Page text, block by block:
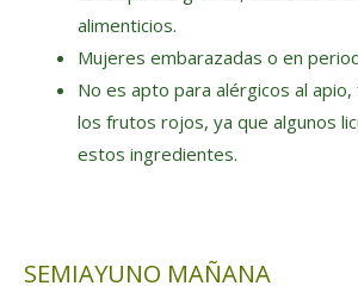
alimenticios.
Mujeres embarazadas o en
No es apto para alérgicos al
los frutos rojos, ya que algunos
estos ingredientes.
SEMIAYUNO MAÑANA